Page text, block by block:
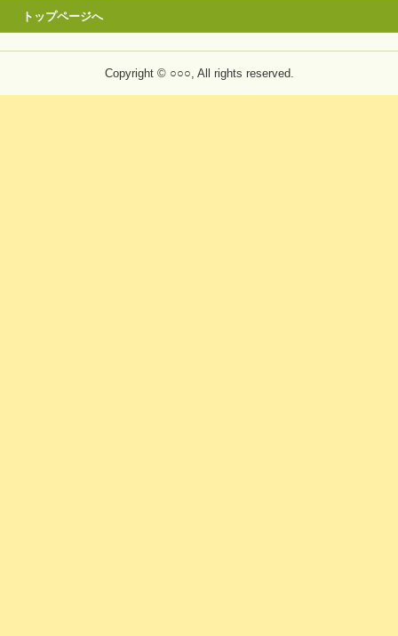
トップページへ
Copyright © ○○○, All rights reserved.